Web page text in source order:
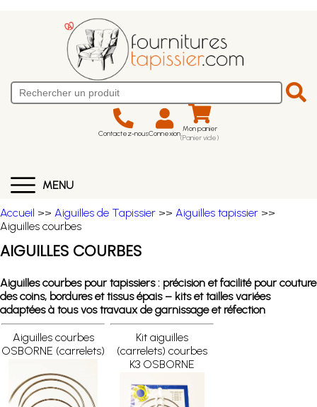
Contactez-nousConnexion Mon panier
(Panier vide)
MENU
Accueil >> Aiguilles de Tapissier >> Aiguilles tapissier >>
Aiguilles courbes
AIGUILLES COURBES
Aiguilles courbes pour tapissiers : précision et facilité pour couture
des coins, bordures et tissus épais – kits et tailles variées
adaptées à tous vos travaux de garnissage et réfection
Aiguilles courbes
OSBORNE (carrelets)
Kit aiguilles
(carrelets) courbes
K3 OSBORNE